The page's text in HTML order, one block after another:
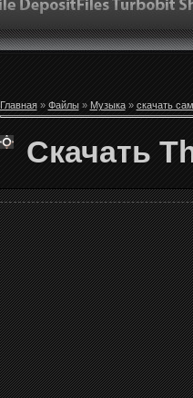
Главная» Файлы» Музыка» скачать
Скачать